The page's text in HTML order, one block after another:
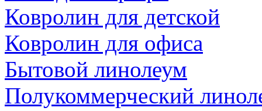
Ковролин для детской
Ковролин для офиса
Бытовой линолеум
Полукоммерческий